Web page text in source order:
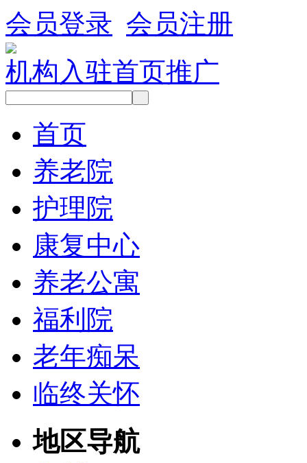
会员登录 会员注册
机构入驻首页推广
首页
养老院
护理院
康复中心
养老公寓
福利院
老年痴呆
临终关怀
地区导航